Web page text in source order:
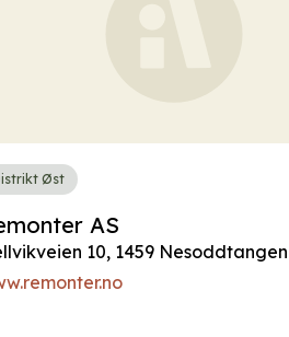
Øst
AS
10, 1459 Nesoddtangen